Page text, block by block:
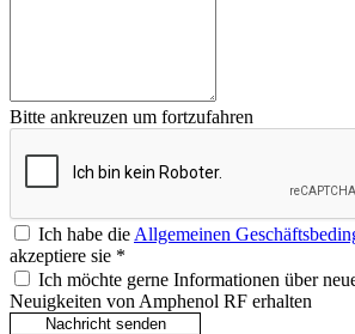
Bitte ankreuzen um fortzufahren
Ich habe dieAllgemeinen
akzeptiere sie *
Ich möchte gerne Informationen über
Neuigkeiten von Amphenol RF erhalten